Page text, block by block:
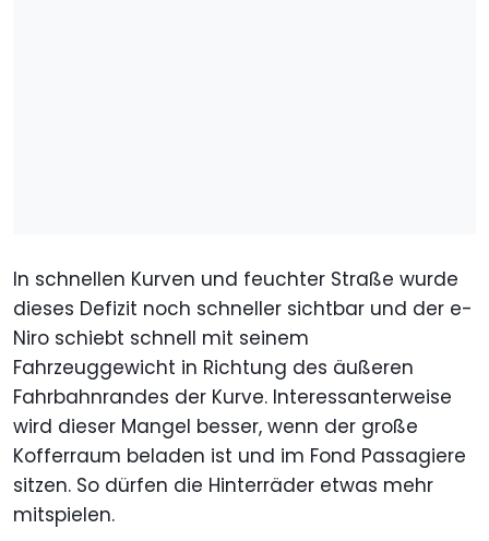
In schnellen Kurven und feuchter Straße wurde
dieses Defizit noch schneller sichtbar und der e-
Niro schiebt schnell mit seinem
Fahrzeuggewicht in Richtung des äußeren
Fahrbahnrandes der Kurve. Interessanterweise
wird dieser Mangel besser, wenn der große
Kofferraum beladen ist und im Fond Passagiere
sitzen. So dürfen die Hinterräder etwas mehr
mitspielen.